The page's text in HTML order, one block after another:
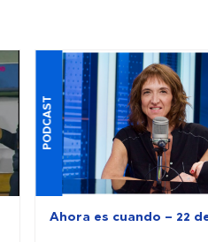
PODCAST
Ahora es cuando – 22